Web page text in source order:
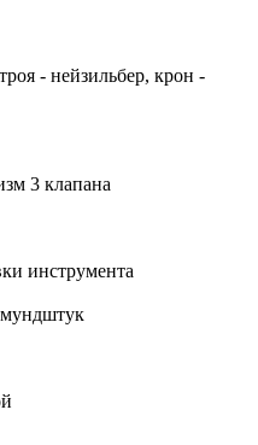
- нейзильбер, крон -
3 клапана
инструмента
мундштук